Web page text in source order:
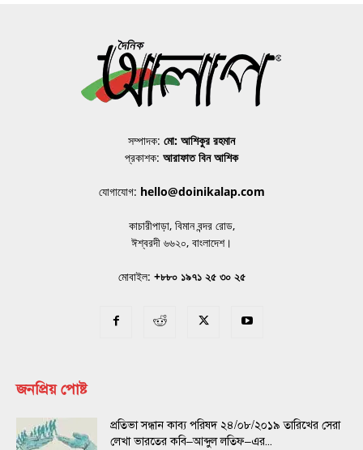
সম্পাদক: মো: আশিকুর রহমান
প্রকাশক: আরাফাত বিন আশিক
যোগাযোগ: hello@doinikalap.com
কাচারীপাড়া, বিমান বন্দর রোড,
ঈশ্বরদী ৬৬২০, বাংলাদেশ।
মোবাইল: +৮৮০ ১৯৭১ ২৫ ৩০ ২৫
জনপ্রিয় পোষ্ট
প্রতিভা সন্ধান কাব্য পরিষদ ২৪/০৮/২০১৯ তারিখের সেরা
লেখা ভারতের কবি–আব্দুল লতিফ–এর...